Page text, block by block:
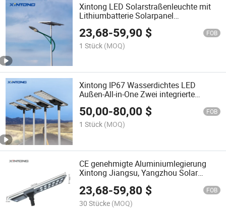
Xintong LED Solarstraßenleuchte mit
Lithiumbatterie Solarpanel
Erdnusslinse für LED
Solarstraßenleuchte
23,68-59,90 $ FOB
1 Stück (MOQ)
Xintong IP67 Wasserdichtes LED
Außen-All-in-One Zwei integrierte
Solarpanel-Stromstraßenlicht
50,00-80,00 $ FOB
1 Stück (MOQ)
CE genehmigte Aluminiumlegierung
Xintong Jiangsu, Yangzhou Solar
Neu
23,68-59,80 $ FOB
30 Stücke (MOQ)